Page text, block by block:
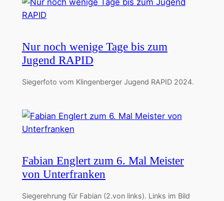
Nur noch wenige Tage bis zum
Jugend RAPID
Siegerfoto vom Klingenberger Jugend RAPID 2024.
Fabian Englert zum 6. Mal Meister
von Unterfranken
Siegerehrung für Fabian (2.von links). Links im Bild